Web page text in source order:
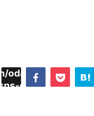
odaiji.com/
count-cache/